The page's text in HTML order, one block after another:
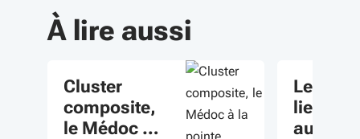
À lire aussi
Cluster
composite,
le Médoc à
Les
lieux,
autre